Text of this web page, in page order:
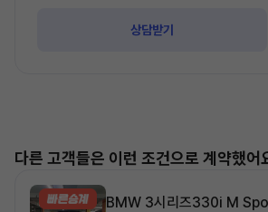
상담받기
다른 고객들은 이런 조건으로 계약했어
BMW 3시리즈330i M